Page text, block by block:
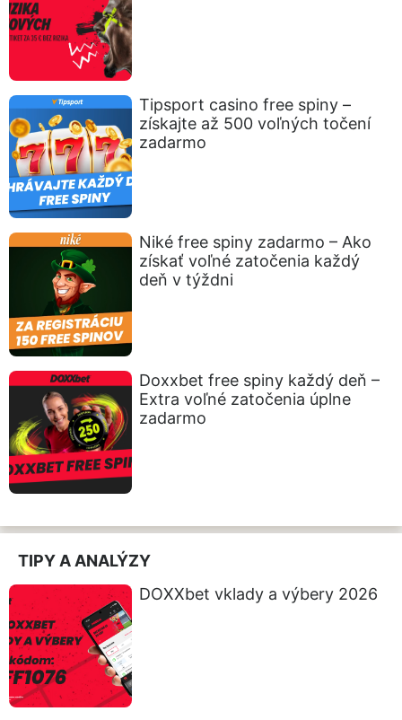
Tipsport casino free spiny –
získajte až 500 voľných točení
zadarmo
Niké free spiny zadarmo – Ako
získať voľné zatočenia každý
deň v týždni
Doxxbet free spiny každý deň –
Extra voľné zatočenia úplne
zadarmo
TIPY A ANALÝZY
DOXXbet vklady a výbery 2026